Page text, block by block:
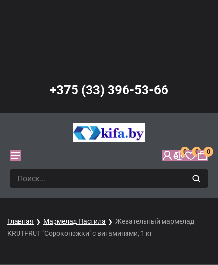
+375 (33) 396-53-66
0 0 0
Главная Мармелад Пастила
Жевательный мармелад
KRUTFRUT "Сороконожки" с витаминами, 1 кг